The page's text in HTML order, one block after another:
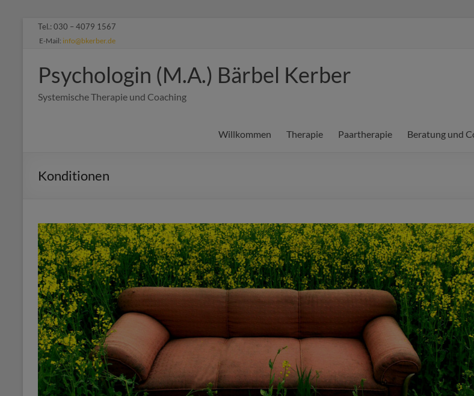
Zum
springen
Tel.: 030 – 4079 1567
E-Mail: info@bkerber.de
Psychologin (M.A.) Bärbel Kerber
Systemische Therapie und Coaching
Willkommen Therapie Paartherapie Beratung und
Konditionen